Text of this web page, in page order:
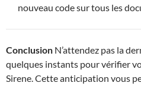
nouveau code sur tous les
Conclusion N’attendez pas la
quelques instants pour vérifier
Sirene. Cette anticipation vous